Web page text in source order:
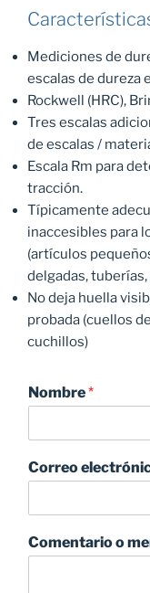
Mediciones de
escalas de dureza
Rockwell (HRC),
Tres escalas
de escalas /
Escala Rm para
tracción.
Típicamente
inaccesibles para
(artículos
delgadas,
No deja huella
probada (cuellos
cuchillos)
Nombre*
Correo
Comentario o